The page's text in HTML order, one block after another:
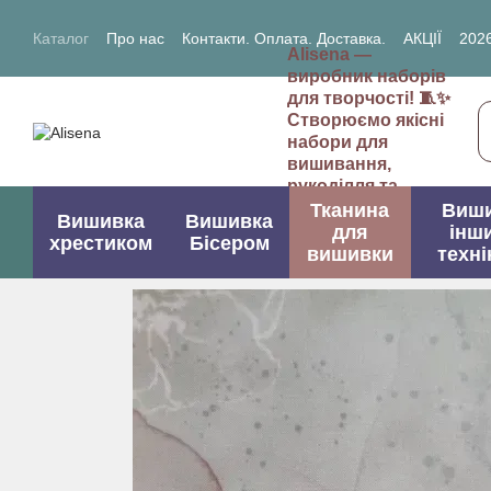
Каталог
Про нас Контакти. Оплата. Доставка. АКЦІЇ
Alisena —
виробник наборів
для творчості! 🧵✨
Створюємо якісні
набори для
вишивання,
рукоділля та
творчих проектів.
Вишивка
хрестиком
Вишивка
Бісером
Тканина
для
вишивки